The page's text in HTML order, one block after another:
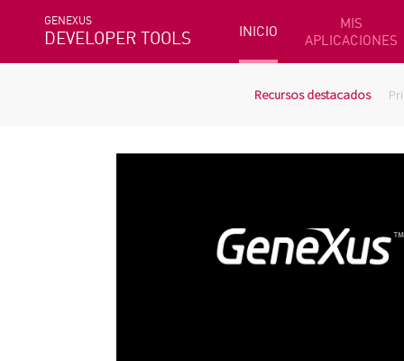
GENEXUS
DEVELOPER TOOLS INICIO
MIS
APLICACIONES
Recursos destacados